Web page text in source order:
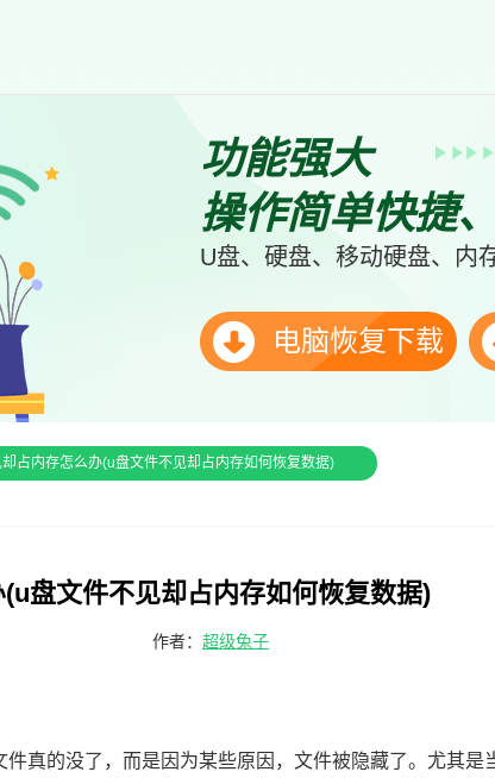
功能强大
操作简单快捷
U盘、硬盘、移动硬盘、内
电脑恢复下载
占内存怎么办(u盘文件不见却占内存如何恢复数据)
盘文件不见却占内存如何恢复数据)
作者： 超级兔子
真的没了，而是因为某些原因，文件被隐藏了。尤其是